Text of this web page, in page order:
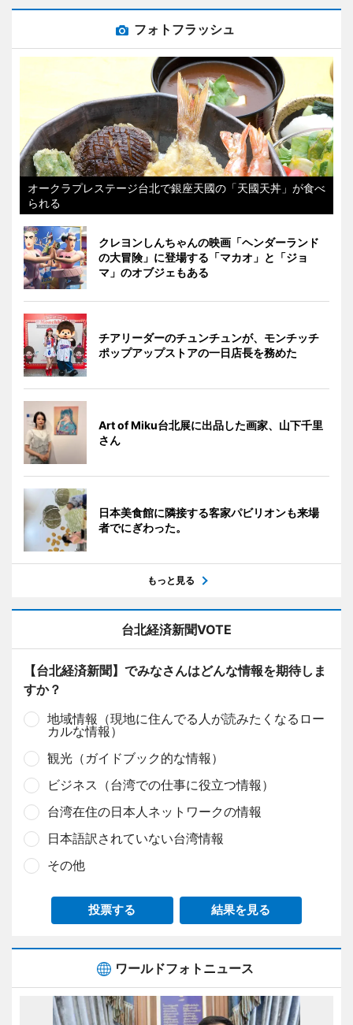
フォトフラッシュ
オークラプレステージ台北で銀座天國の「天國天丼」が食べ
られる
クレヨンしんちゃんの映画「ヘンダーランド
の大冒険」に登場する「マカオ」と「ジョ
マ」のオブジェもある
チアリーダーのチュンチュンが、モンチッチ
ポップアップストアの一日店長を務めた
Art of Miku台北展に出品した画家、山下千里
さん
日本美食館に隣接する客家パビリオンも来場
者でにぎわった。
もっと見る
台北経済新聞VOTE
【台北経済新聞】でみなさんはどんな情報を期待しま
すか？
地域情報（現地に住んでる人が読みたくなるロー
カルな情報）
観光（ガイドブック的な情報）
ビジネス（台湾での仕事に役立つ情報）
台湾在住の日本人ネットワークの情報
日本語訳されていない台湾情報
その他
投票する 結果を見る
ワールドフォトニュース